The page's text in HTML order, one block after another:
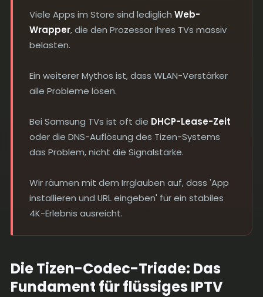
Viele Apps im Store sind lediglich Web-
Wrapper, die den Prozessor Ihres TVs massiv
belasten.
Ein weiterer Mythos ist, dass WLAN-Verstärker
alle Probleme lösen.
Bei Samsung TVs ist oft die DHCP-Lease-Zeit
oder die DNS-Auflösung des Tizen-Systems
das Problem, nicht die Signalstärke.
Wir räumen mit dem Irrglauben auf, dass 'App
installieren und URL eingeben' für ein stabiles
4K-Erlebnis ausreicht.
Die Tizen-Codec-Triade: Das
Fundament für flüssiges IPTV